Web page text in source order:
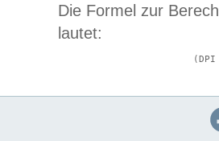
Die Formel zur
lautet: